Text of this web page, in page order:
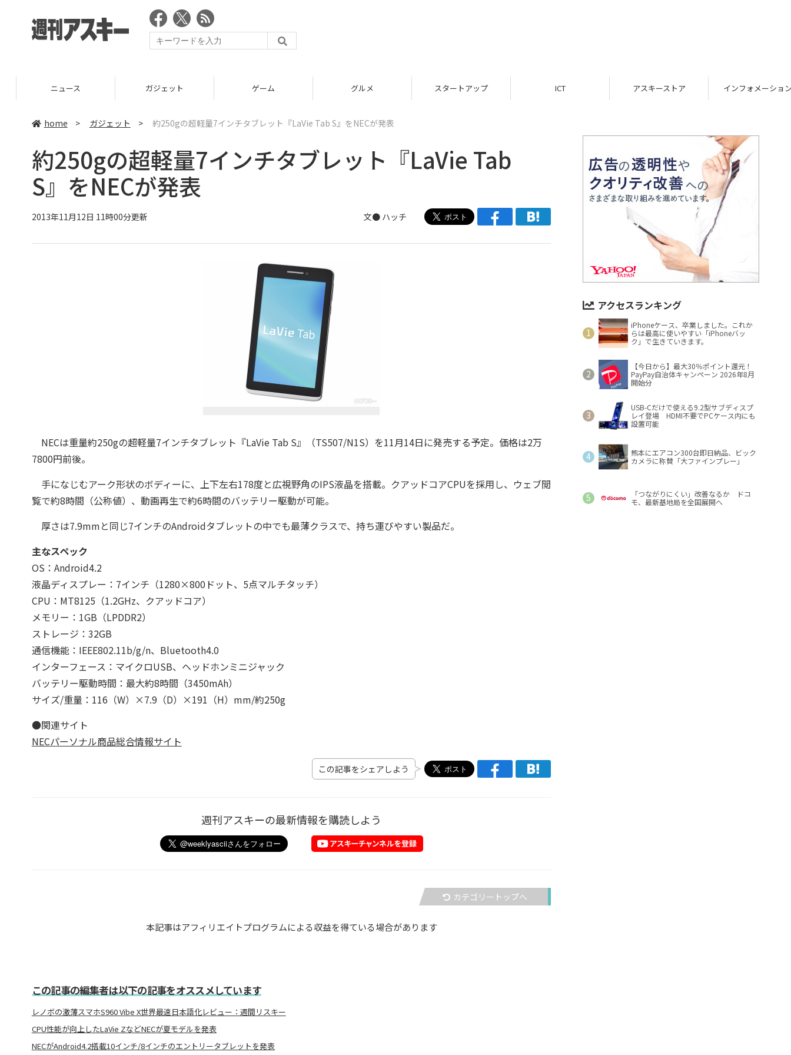
ニュース ガジェット ゲーム グルメ スタートアップ アスキーストア インフォメーション
home > ガジェット > 約250gの超軽量7インチタブレット『LaVie Tab S』をNECが発表
約250gの超軽量7インチタブレット『LaVie Tab
S』をNECが発表
2013年11月12日 11時00分更新 文● ハッチ
NECは重量約250gの超軽量7インチタブレット『LaVie Tab S』（TS507/N1S）を11月14日に発売する予定。価格は2万
7800円前後。
手になじむアーク形状のボディーに、上下左右178度と広視野角のIPS液晶を搭載。クアッドコアCPUを採用し、ウェブ閲
覧で約8時間（公称値）、動画再生で約6時間のバッテリー駆動が可能。
厚さは7.9mmと同じ7インチのAndroidタブレットの中でも最薄クラスで、持ち運びやすい製品だ。
主なスペック
OS：Android4.2
液晶ディスプレー：7インチ（1280×800ドット、5点マルチタッチ）
CPU：MT8125（1.2GHz、クアッドコア）
メモリー：1GB（LPDDR2）
ストレージ：32GB
通信機能：IEEE802.11b/g/n、Bluetooth4.0
インターフェース：マイクロUSB、ヘッドホンミニジャック
バッテリー駆動時間：最大約8時間（3450mAh）
サイズ/重量：116（W）×7.9（D）×191（H）mm/約250g
●関連サイト
NECパーソナル商品総合情報サイト
この記事をシェアしよう
週刊アスキーの最新情報を購読しよう
カテゴリートップへ
本記事はアフィリエイトプログラムによる収益を得ている場合があります
この記事の編集者は以下の記事をオススメしています
レノボの激薄スマホS960 Vibe X世界最速日本語化レビュー：週間リスキー
CPU性能が向上したLaVie ZなどNECが夏モデルを発表
NECがAndroid4.2搭載10インチ/8インチのエントリータブレットを発表
アクセスランキング
iPhoneケース、卒業しました。これか
らは最高に使いやすい「iPhoneバッ
ク」で生きていきます。
【今日から】最大30％ポイント還元！
PayPay自治体キャンペーン 2026年8月
開始分
USB-Cだけで使える9.2型サブディスプ
レイ登場 HDMI不要でPCケース内にも
設置可能
熊本にエアコン300台即日納品、ビック
カメラに称賛「大ファインプレー」
「つながりにくい」改善なるか ドコ
モ、最新基地局を全国展開へ